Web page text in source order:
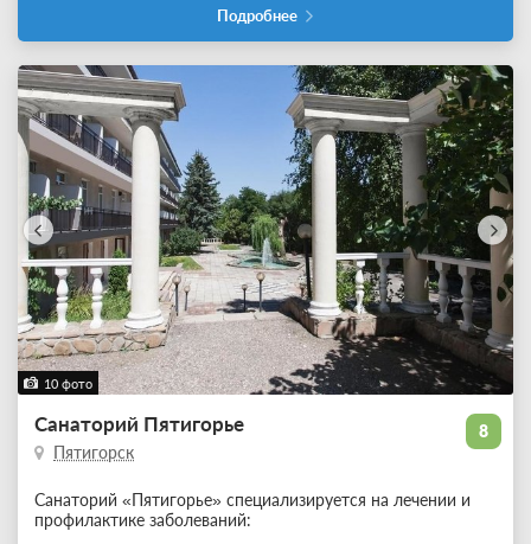
Подробнее
10 фото
8
Санаторий Пятигорье
Пятигорск
Санаторий «Пятигорье» специализируется на лечении и
профилактике заболеваний: